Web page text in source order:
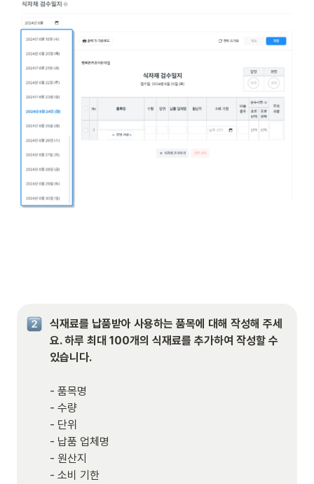
식재료를 납품받아 사용하는 품목에 대해 작성해 주세
요. 하루 최대 100개의 식재료를 추가하여 작성할 수
있습니다.
- 품목명
- 수량
- 단위
- 납품 업체명
- 원산지
- 소비 기한